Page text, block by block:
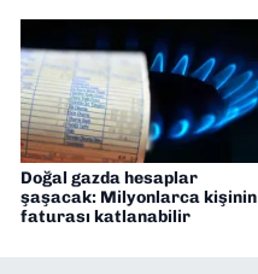
Doğal gazda hesaplar
şaşacak: Milyonlarca kişinin
faturası katlanabilir